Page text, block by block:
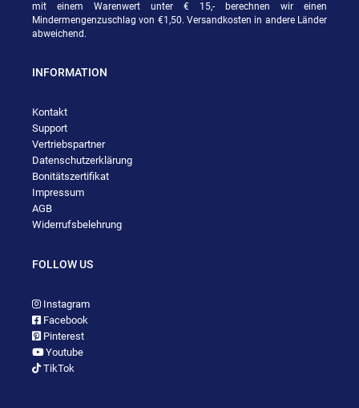
mit einem Warenwert unter € 15,- berechnen wir einen
Mindermengenzuschlag von €1,50. Versandkosten in andere Länder
abweichend.
INFORMATION
Kontakt
Support
Vertriebspartner
Datenschutzerklärung
Bonitätszertifikat
Impressum
AGB
Widerrufsbelehrung
FOLLOW US
Instagram
Facebook
Pinterest
Youtube
TikTok